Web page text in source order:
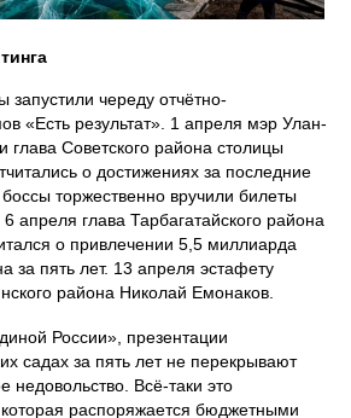
запустили череду отчётно-
«Есть результат». 1 апреля мэр Улан-
глава Советского района столицы
о достижениях за последние
торжественно вручили билеты
апреля глава Тарбагатайского района
о привлечении 5,5 миллиарда
за пять лет. 13 апреля эстафету
района Николай Емонаков.
России», презентации
садах за пять лет не перекрывают
недовольство. Всё-таки это
которая распоряжается бюджетными